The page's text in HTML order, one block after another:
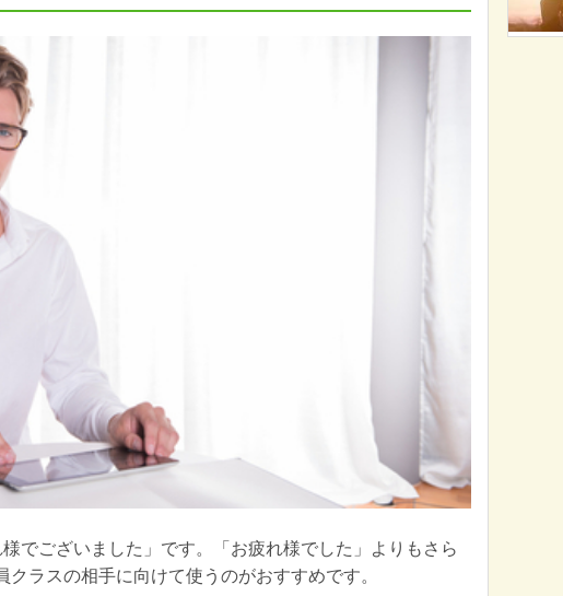
でございました」です。「お疲れ様でした」よりもさら
ラスの相手に向けて使うのがおすすめです。